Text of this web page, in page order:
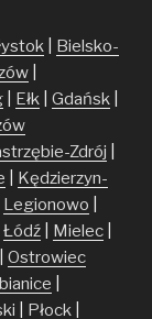
Bielsko-
Ełk Gdańsk
Zdrój
Kędzierzyn-
Legionowo
Łódź Mielec
Ostrowiec
Płock